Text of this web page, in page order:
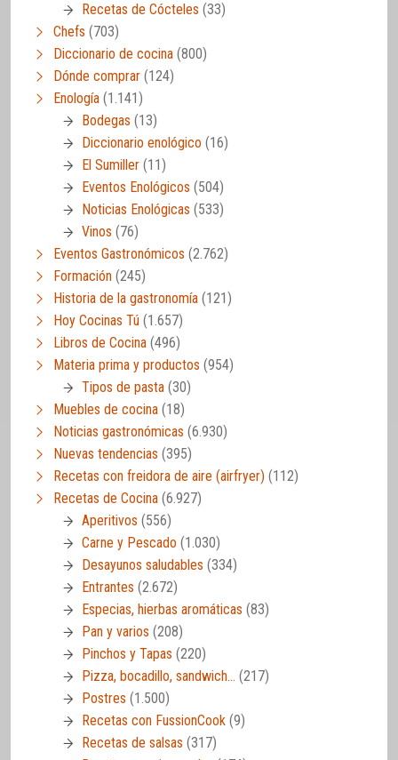
Recetas de Cócteles (33)
Chefs (703)
Diccionario de cocina (800)
Dónde comprar (124)
Enología (1.141)
Bodegas (13)
Diccionario enológico (16)
El Sumiller (11)
Eventos Enológicos (504)
Noticias Enológicas (533)
Vinos (76)
Eventos Gastronómicos (2.762)
Formación (245)
Historia de la gastronomía (121)
Hoy Cocinas Tú (1.657)
Libros de Cocina (496)
Materia prima y productos (954)
Tipos de pasta (30)
Muebles de cocina (18)
Noticias gastronómicas (6.930)
Nuevas tendencias (395)
Recetas con freidora de aire (airfryer) (112)
Recetas de Cocina (6.927)
Aperitivos (556)
Carne y Pescado (1.030)
Desayunos saludables (334)
Entrantes (2.672)
Especias, hierbas aromáticas (83)
Pan y varios (208)
Pinchos y Tapas (220)
Pizza, bocadillo, sandwich… (217)
Postres (1.500)
Recetas con FussionCook (9)
Recetas de salsas (317)